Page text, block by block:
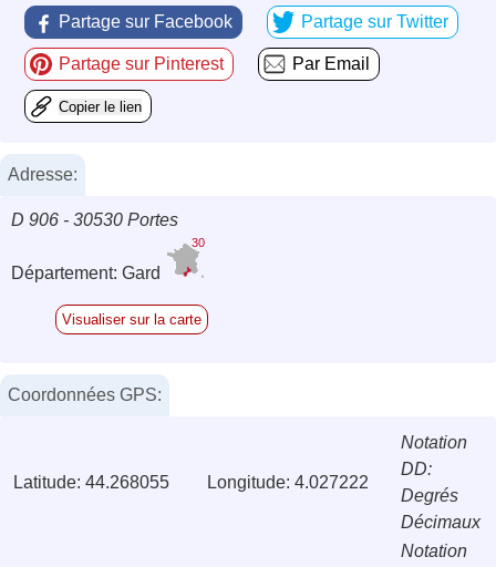
Partage sur Facebook Partage sur Twitter
Partage sur Pinterest Par Email
Copier le lien
Adresse:
D 906 - 30530 Portes
Département: Gard
30
Visualiser sur la carte
Coordonnées GPS:
Latitude: 44.268055 Longitude: 4.027222
Notation
DD:
Degrés
Décimaux
Notation